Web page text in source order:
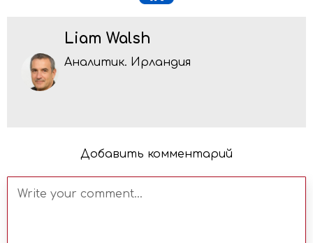
Liam Walsh
Аналитик. Ирландия
Добавить комментарий